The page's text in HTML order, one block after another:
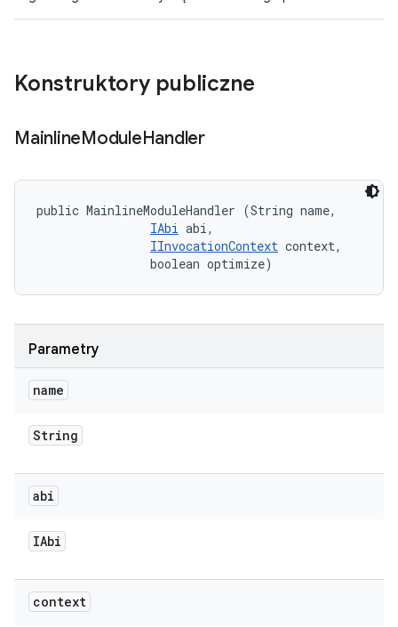
Konstruktory publiczne
MainlineModuleHandler
public MainlineModuleHandler (String name,
IAbi abi,
IInvocationContext context,
                boolean optimize)
Parametry
name
String
abi
IAbi
context